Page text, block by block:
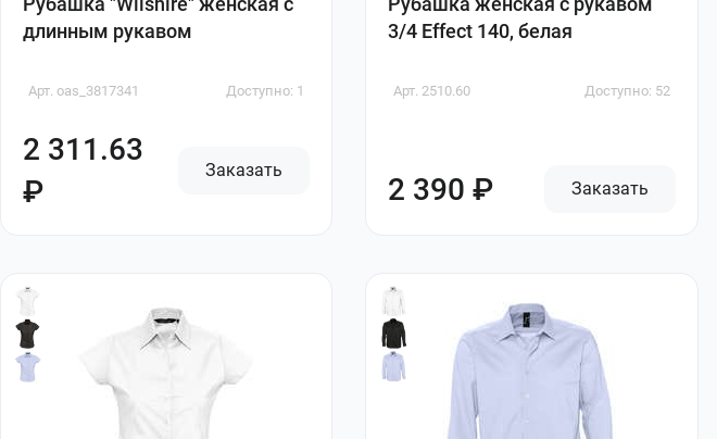
длинным рукавом
Арт. oas_3817341 Доступно: 1
2 311.63
₽
Заказать
3/4 Effect 140, белая
Арт. 2510.60 Доступно: 52
2 390 ₽ Заказать